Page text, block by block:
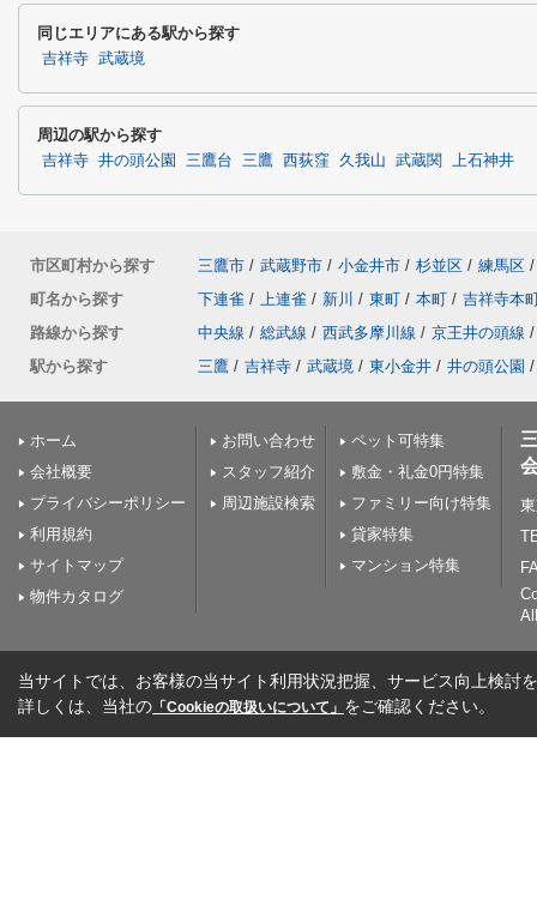
同じエリアにある駅から探す
吉祥寺 武蔵境
周辺の駅から探す
吉祥寺 井の頭公園 三鷹台 三鷹 西荻窪 久我山 武蔵関 上石神井
市区町村から探す 三鷹市 / 武蔵野市 / 小金井市 / 杉並区 / 練馬区 /
町名から探す
下連雀 / 上連雀 / 新川 / 東町 / 本町 / 吉祥寺本
路線から探す
中央線 / 総武線 / 西武多摩川線 / 京王井の頭線 /
駅から探す
三鷹 / 吉祥寺 / 武蔵境 / 東小金井 / 井の頭公園 /
ホーム
会社概要
プライバシーポリシー
利用規約
サイトマップ
物件カタログ
お問い合わせ
スタッフ紹介
周辺施設検索
ペット可特集
敷金・礼金0円特集
ファミリー向け特集
貸家特集
マンション特集
当サイトでは、お客様の当サイト利用状況把握、サービス向上検討
詳しくは、当社の 「Cookieの取扱いについて」 をご確認ください。